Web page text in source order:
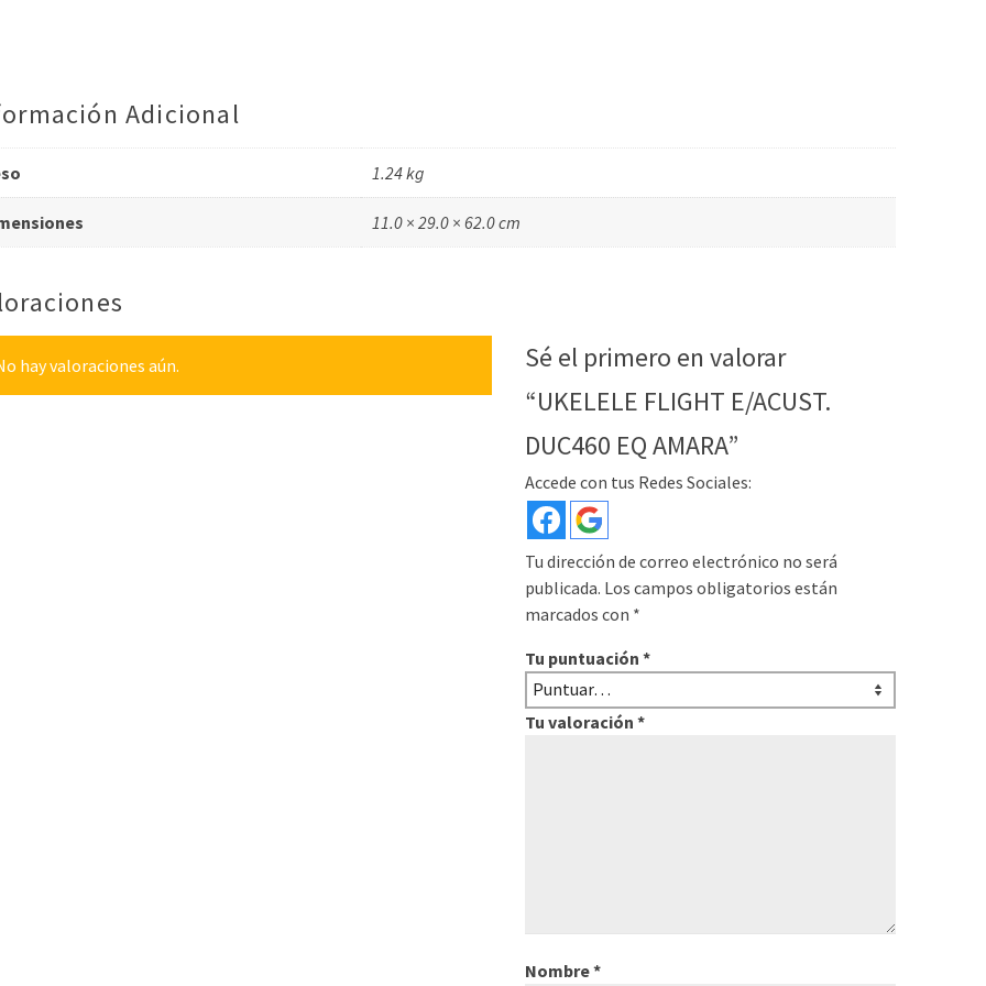
Adicional
1.24 kg
11.0 × 29.0 × 62.0 cm
hay valoraciones aún.
Sé el primero en valorar
“UKELELE FLIGHT E/ACUST.
DUC460 EQ AMARA”
Accede con tus Redes Sociales:
Tu dirección de correo electrónico no será
publicada. Los campos obligatorios están
marcados con *
Tu puntuación *
Tu valoración *
Nombre*